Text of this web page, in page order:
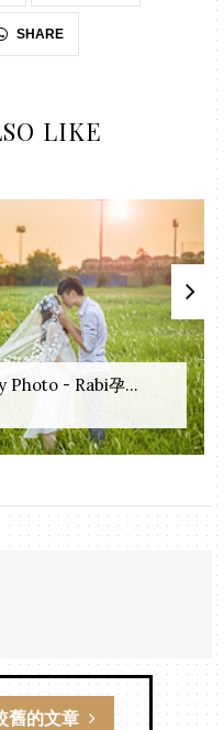
SHARE
LIKE
Photo - Rabi孕...
舊的文章